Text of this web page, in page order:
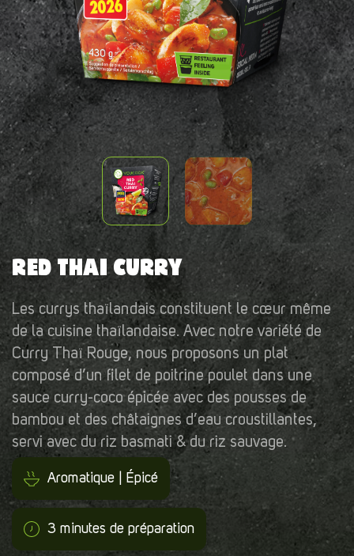
RED THAI CURRY
Les currys thaïlandais constituent le cœur même
de la cuisine thaïlandaise. Avec notre variété de
Curry Thaï Rouge, nous proposons un plat
composé d’un filet de poitrine poulet dans une
sauce curry-coco épicée avec des pousses de
bambou et des châtaignes d’eau croustillantes,
servi avec du riz basmati & du riz sauvage.
Aromatique | Épicé
3 minutes de préparation